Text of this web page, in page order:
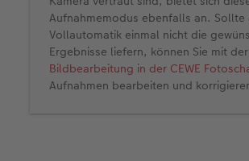
Aufnahmemodus ebenfalls an. Sollte
Vollautomatik einmal nicht die
Ergebnisse liefern, können Sie mit der
Bildbearbeitung in der CEWE
Aufnahmen bearbeiten und